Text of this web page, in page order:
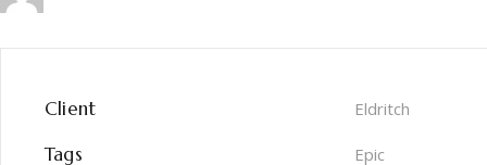
Client Eldritch
Tags Epic